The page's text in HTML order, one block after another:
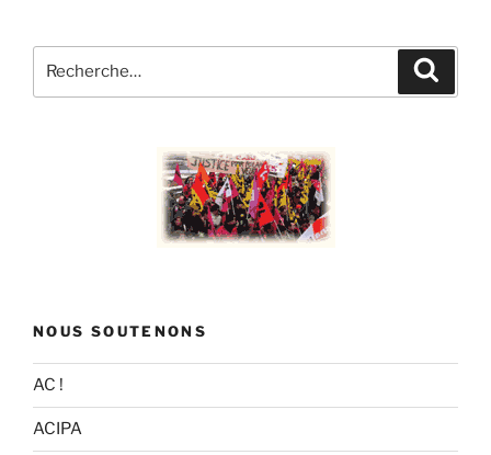
pour
NOUS SOUTENONS
AC !
ACIPA